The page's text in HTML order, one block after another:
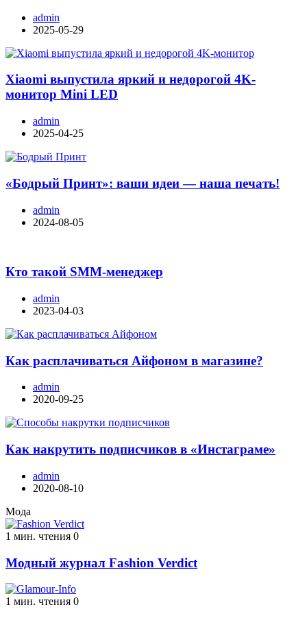
admin
2025-05-29
Xiaomi выпустила яркий и недорогой 4K-
монитор Mini LED
admin
2025-04-25
«Бодрый Принт»: ваши идеи — наша печать!
admin
2024-08-05
Кто такой SMM-менеджер
admin
2023-04-03
Как расплачиваться Айфоном в магазине?
admin
2020-09-25
Как накрутить подписчиков в «Инстаграме»
admin
2020-08-10
Мода
1 мин. чтения 0
Модный журнал Fashion Verdict
1 мин. чтения 0